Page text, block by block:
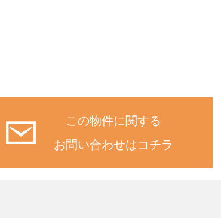
この物件に関する
お問い合わせはコチラ